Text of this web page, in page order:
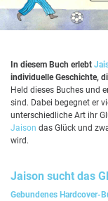
In diesem Buch erlebt
individuelle Geschichte,
Held dieses Buches und
sind. Dabei begegnet er
unterschiedliche Art ihr
Jaison das Glück und
wird.
Jaison sucht das
Gebundenes Hardcover-